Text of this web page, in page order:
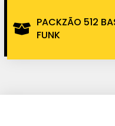
PACKZÃO 512
FUNK